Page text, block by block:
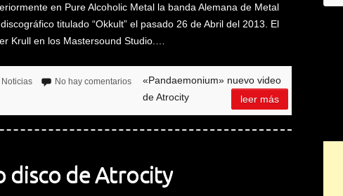
en Pure Alcoholic Metal la banda Alemana de Metal
titulado “Okkult” el pasado 26 de Abril del 2013. El
Krull en los Mastersound Studio.…
Noticias No hay comentarios
«Pandaemonium» nuevo video
de Atrocity
leer más
disco de Atrocity